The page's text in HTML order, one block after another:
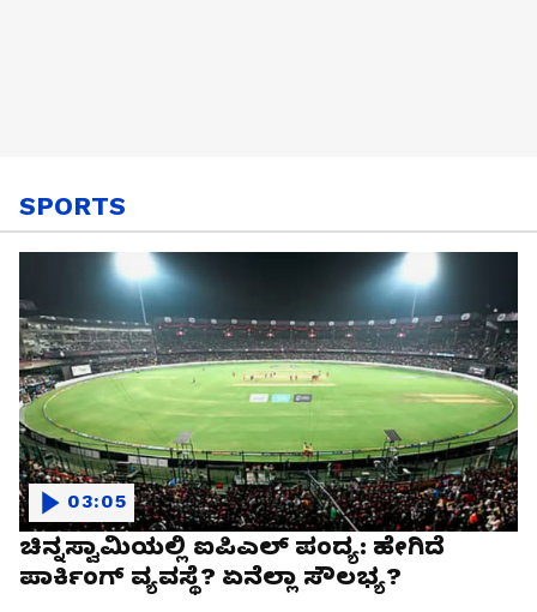
SPORTS
ಚಿನ್ನಸ್ವಾಮಿಯಲ್ಲಿ ಐಪಿಎಲ್‌ ಪಂದ್ಯ: ಹೇಗಿದೆ
ಪಾರ್ಕಿಂಗ್ ವ್ಯವಸ್ಥೆ? ಏನೆಲ್ಲಾ ಸೌಲಭ್ಯ?
03:05